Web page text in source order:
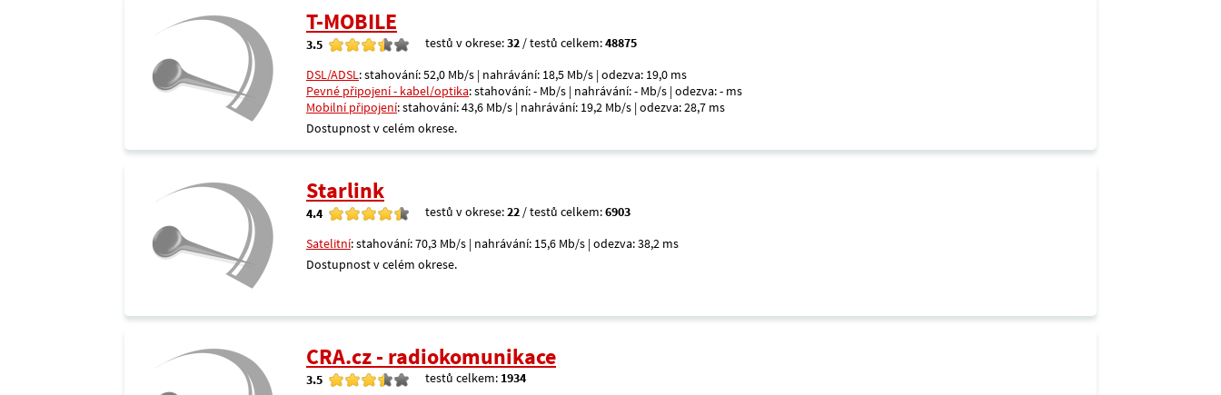
T-MOBILE
3.5 testů v okrese:32 / testů celkem:48875
DSL/ADSL: stahování: 52,0 Mb/s | nahrávání: 18,5 Mb/s | odezva: 19,0 ms
Pevné připojení - kabel/optika: stahování: - Mb/s | nahrávání: - Mb/s | odezva: - ms
Mobilní připojení: stahování: 43,6 Mb/s | nahrávání: 19,2 Mb/s | odezva: 28,7 ms
Dostupnost v celém okrese.
Starlink
4.4 testů v okrese:22 / testů celkem:6903
Satelitní: stahování: 70,3 Mb/s | nahrávání: 15,6 Mb/s | odezva: 38,2 ms
Dostupnost v celém okrese.
CRA.cz - radiokomunikace
3.5 testů celkem: 1934